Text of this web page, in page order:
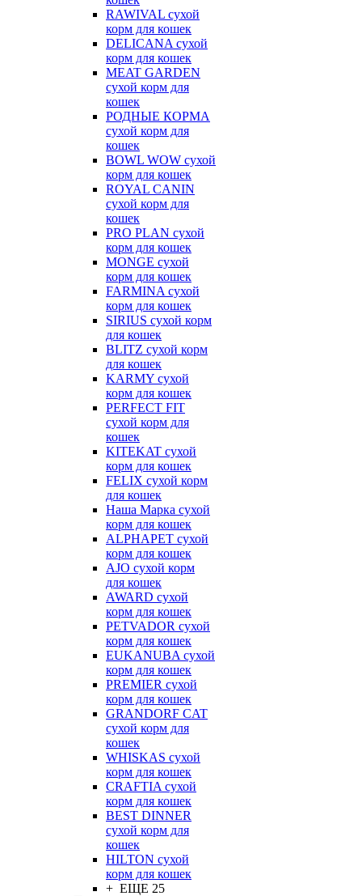
RAWIVAL сухой
корм для кошек
DELICANA сухой
корм для кошек
MEAT GARDEN
сухой корм для
кошек
РОДНЫЕ КОРМА
сухой корм для
кошек
BOWL WOW сухой
корм для кошек
ROYAL CANIN
сухой корм для
кошек
PRO PLAN сухой
корм для кошек
MONGE сухой
корм для кошек
FARMINA сухой
корм для кошек
SIRIUS сухой корм
для кошек
BLITZ сухой корм
для кошек
KARMY сухой
корм для кошек
PERFECT FIT
сухой корм для
кошек
KITEKAT сухой
корм для кошек
FELIX сухой корм
для кошек
Наша Марка сухой
корм для кошек
ALPHAPET сухой
корм для кошек
AJO сухой корм
для кошек
AWARD сухой
корм для кошек
PETVADOR сухой
корм для кошек
EUKANUBA сухой
корм для кошек
PREMIER сухой
корм для кошек
GRANDORF CAT
сухой корм для
кошек
WHISKAS сухой
корм для кошек
CRAFTIA сухой
корм для кошек
BEST DINNER
сухой корм для
кошек
HILTON сухой
корм для кошек
+ ЕЩЕ 25